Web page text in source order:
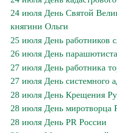
24 июля День Святой
княгини Ольги
25 июля День работников
26 июля День парашютиста
27 июля День работника
27 июля День системного
28 июля День Крещения
28 июля День миротворца
28 июля День PR России